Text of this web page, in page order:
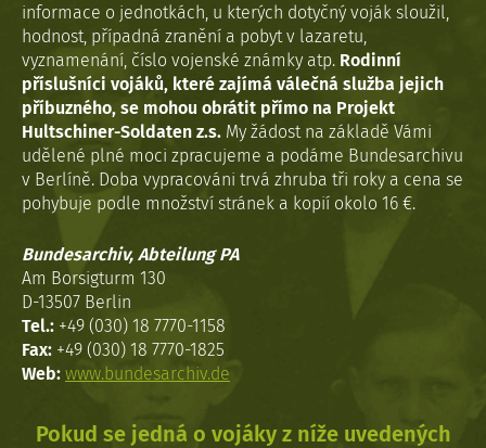
informace o jednotkách, u kterých dotyčný voják sloužil,
hodnost, případná zranění a pobyt v lazaretu,
vyznamenání, číslo vojenské známky atp. Rodinní
příslušníci vojáků, které zajímá válečná služba jejich
příbuzného, se mohou obrátit přímo na Projekt
Hultschiner-Soldaten z.s. My žádost na základě Vámi
udělené plné moci zpracujeme a podáme Bundesarchivu
v Berlíně. Doba vypracováni trvá zhruba tři roky a cena se
pohybuje podle množství stránek a kopií okolo 16 €.
Bundesarchiv, Abteilung PA
Am Borsigturm 130
D-13507 Berlin
Tel.: +49 (030) 18 7770-1158
Fax: +49 (030) 18 7770-1825
Web: www.bundesarchiv.de
Pokud se jedná o vojáky z níže uvedených